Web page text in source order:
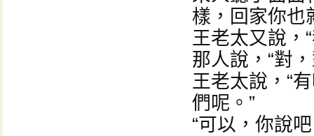
樣，回家你也
王老太又說，
那人說，“對
王老太說，“
們呢。”
“可以，你說吧